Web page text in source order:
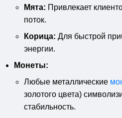
Мята: Привлекает
поток.
Корица: Для быстрой
энергии.
Монеты:
Любые металлические
золотого цвета)
стабильность.